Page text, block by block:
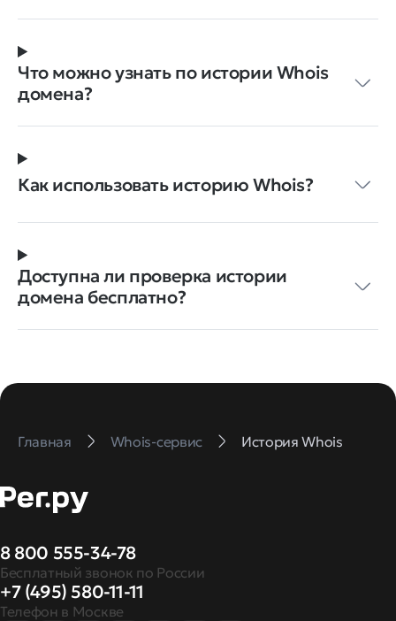
Что можно узнать по истории Whois
домена?
Как использовать историю Whois?
Доступна ли проверка истории
домена бесплатно?
Главная Whois-сервис История Whois
8 800 555-34-78
Бесплатный звонок по России
+7 (495) 580-11-11
Телефон в Москве